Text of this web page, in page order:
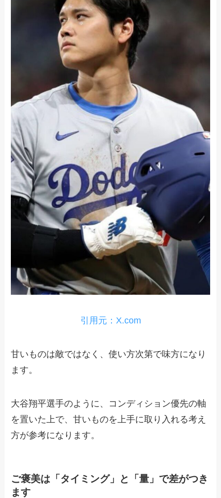
引用元：X.com
甘いものは敵ではなく、使い方次第で味方になり
ます。
大谷翔平選手のように、コンディション優先の軸
を置いた上で、甘いものを上手に取り入れる考え
方が参考になります。
ご褒美は「タイミング」と「量」で差がつき
ます